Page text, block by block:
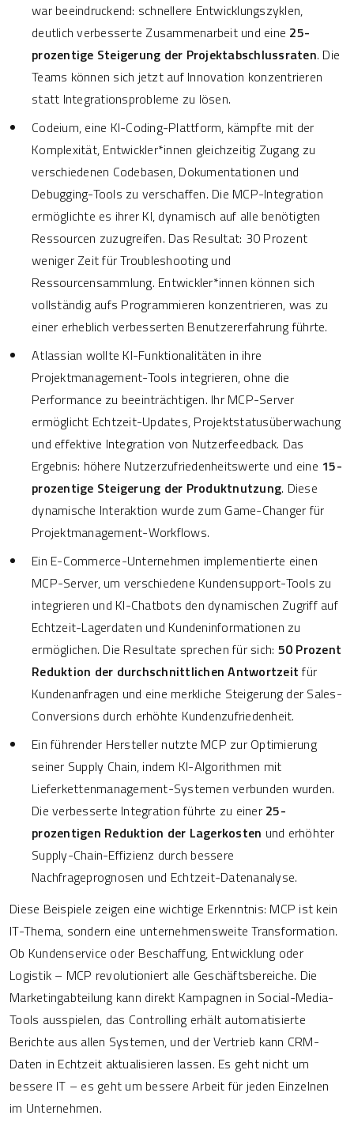
war beeindruckend: schnellere Entwicklungszyklen,
deutlich verbesserte Zusammenarbeit und eine 25-
prozentige Steigerung der Projektabschlussraten. Die
Teams können sich jetzt auf Innovation konzentrieren
statt Integrationsprobleme zu lösen.
Codeium, eine KI-Coding-Plattform, kämpfte mit der
Komplexität, Entwickler*innen gleichzeitig Zugang zu
verschiedenen Codebasen, Dokumentationen und
Debugging-Tools zu verschaffen. Die MCP-Integration
ermöglichte es ihrer KI, dynamisch auf alle benötigten
Ressourcen zuzugreifen. Das Resultat: 30 Prozent
weniger Zeit für Troubleshooting und
Ressourcensammlung. Entwickler*innen können sich
vollständig aufs Programmieren konzentrieren, was zu
einer erheblich verbesserten Benutzererfahrung führte.
Atlassian wollte KI-Funktionalitäten in ihre
Projektmanagement-Tools integrieren, ohne die
Performance zu beeinträchtigen. Ihr MCP-Server
ermöglicht Echtzeit-Updates, Projektstatusüberwachung
und effektive Integration von Nutzerfeedback. Das
Ergebnis: höhere Nutzerzufriedenheitswerte und eine 15-
prozentige Steigerung der Produktnutzung. Diese
dynamische Interaktion wurde zum Game-Changer für
Projektmanagement-Workflows.
Ein E-Commerce-Unternehmen implementierte einen
MCP-Server, um verschiedene Kundensupport-Tools zu
integrieren und KI-Chatbots den dynamischen Zugriff auf
Echtzeit-Lagerdaten und Kundeninformationen zu
ermöglichen. Die Resultate sprechen für sich: 50 Prozent
Reduktion der durchschnittlichen Antwortzeit für
Kundenanfragen und eine merkliche Steigerung der Sales-
Conversions durch erhöhte Kundenzufriedenheit.
Ein führender Hersteller nutzte MCP zur Optimierung
seiner Supply Chain, indem KI-Algorithmen mit
Lieferkettenmanagement-Systemen verbunden wurden.
Die verbesserte Integration führte zu einer 25-
prozentigen Reduktion der Lagerkosten und erhöhter
Supply-Chain-Effizienz durch bessere
Nachfrageprognosen und Echtzeit-Datenanalyse.
Diese Beispiele zeigen eine wichtige Erkenntnis: MCP ist kein
IT-Thema, sondern eine unternehmensweite Transformation.
Ob Kundenservice oder Beschaffung, Entwicklung oder
Logistik – MCP revolutioniert alle Geschäftsbereiche. Die
Marketingabteilung kann direkt Kampagnen in Social-Media-
Tools ausspielen, das Controlling erhält automatisierte
Berichte aus allen Systemen, und der Vertrieb kann CRM-
Daten in Echtzeit aktualisieren lassen. Es geht nicht um
bessere IT – es geht um bessere Arbeit für jeden Einzelnen
im Unternehmen.